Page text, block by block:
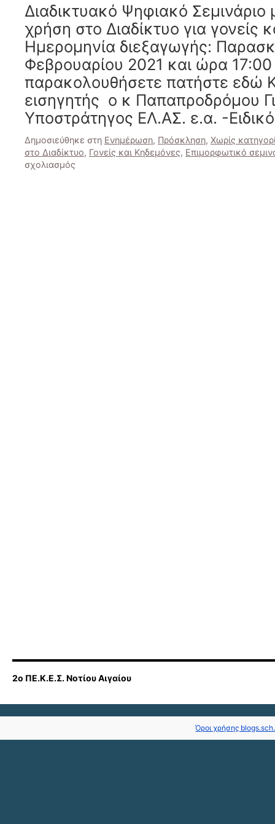
της
Αγγλικής
Γλώσσας
στα
Επαγγελματικά
Λύκεια
(ΕΠΑ.Λ)”
Διαδικτυακό Ψηφιακό
χρήση στο Διαδίκτυο για γονείς
Ημερομηνία διεξαγωγής:
Φεβρουαρίου 2021 και ώρα 17:00
παρακολουθήσετε πατήστε εδώ
εισηγητής ο κ Παπαπροδρόμου
Υποστράτηγος ΕΛ.ΑΣ. ε.α. -
Δημοσιεύθηκε στη Ενημέρωση, Πρόσκληση, Χωρίς
στο Διαδίκτυο, Γονείς και Κηδεμόνες, Επιμορφωτικό
σχολιασμός
2ο ΠΕ.Κ.Ε.Σ. Νοτίου Αιγαίου
Όροι χρήσης